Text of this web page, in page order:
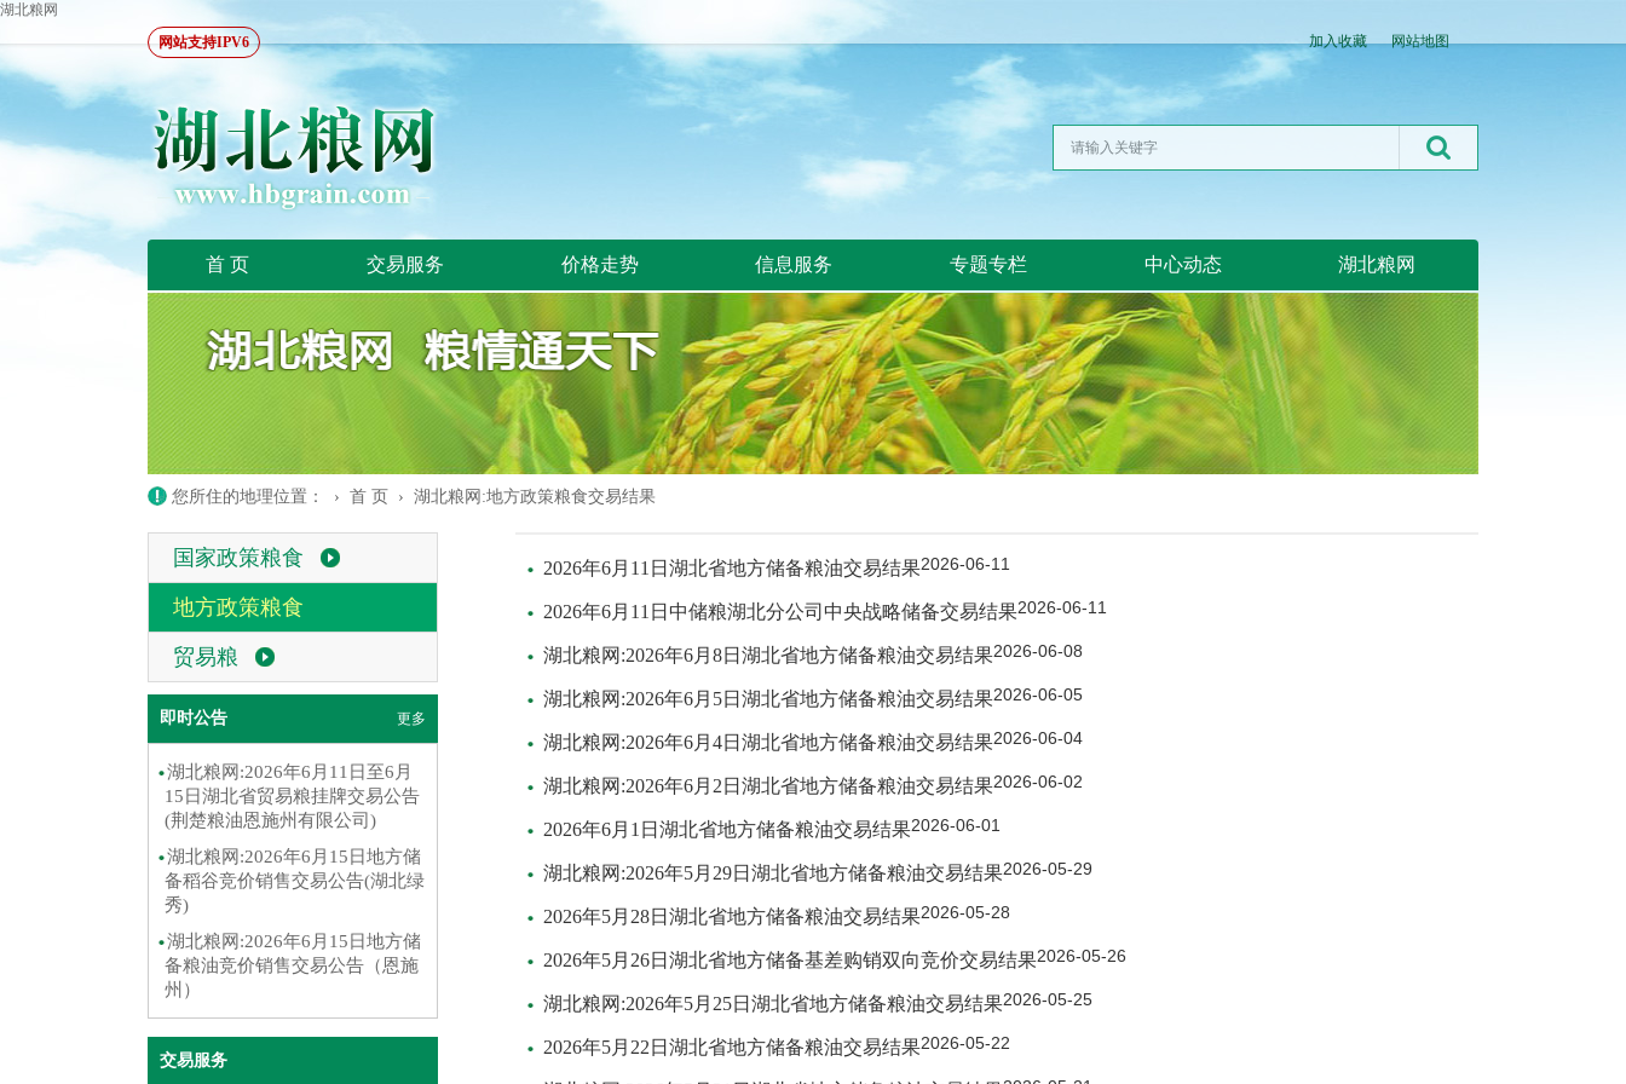
湖北粮网
网站支持IPV6
加入收藏 网站地图
首 页 交易服务 价格走势 信息服务 专题专栏 中心动态 湖北粮网
您所住的地理位置： › 首 页 › 湖北粮网:地方政策粮食交易结果
国家政策粮食
地方政策粮食
贸易粮
即时公告 更多
湖北粮网:2026年6月11日至6月
15日湖北省贸易粮挂牌交易公告
(荆楚粮油恩施州有限公司)
湖北粮网:2026年6月15日地方储
备稻谷竞价销售交易公告(湖北绿
秀)
湖北粮网:2026年6月15日地方储
备粮油竞价销售交易公告（恩施
州）
交易服务
2026年6月11日湖北省地方储备粮油交易结果2026-06-11
2026年6月11日中储粮湖北分公司中央战略储备交易结果2026-06-11
湖北粮网:2026年6月8日湖北省地方储备粮油交易结果2026-06-08
湖北粮网:2026年6月5日湖北省地方储备粮油交易结果2026-06-05
湖北粮网:2026年6月4日湖北省地方储备粮油交易结果2026-06-04
湖北粮网:2026年6月2日湖北省地方储备粮油交易结果2026-06-02
2026年6月1日湖北省地方储备粮油交易结果2026-06-01
湖北粮网:2026年5月29日湖北省地方储备粮油交易结果2026-05-29
2026年5月28日湖北省地方储备粮油交易结果2026-05-28
2026年5月26日湖北省地方储备基差购销双向竞价交易结果2026-05-26
湖北粮网:2026年5月25日湖北省地方储备粮油交易结果2026-05-25
2026年5月22日湖北省地方储备粮油交易结果2026-05-22